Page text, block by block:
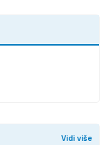
Vidi više